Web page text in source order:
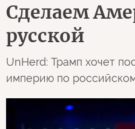
Сделаем
русской
UnHerd: Трамп хочет
империю по